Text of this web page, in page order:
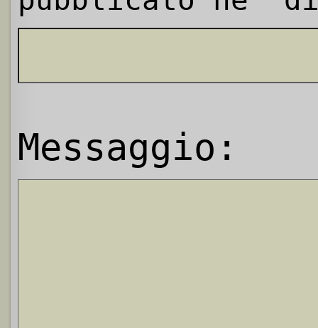
Messaggio: